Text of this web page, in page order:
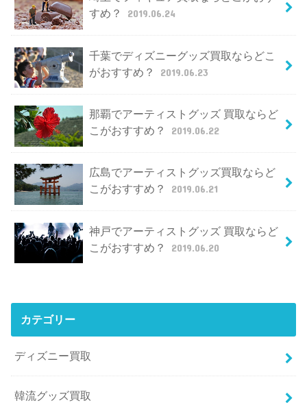
すめ？
2019.06.24
千葉でディズニーグッズ買取ならどこ
がおすすめ？
2019.06.23
那覇でアーティストグッズ 買取ならど
こがおすすめ？
2019.06.22
広島でアーティストグッズ買取ならど
こがおすすめ？
2019.06.21
神戸でアーティストグッズ 買取ならど
こがおすすめ？
2019.06.20
カテゴリー
ディズニー買取
韓流グッズ買取